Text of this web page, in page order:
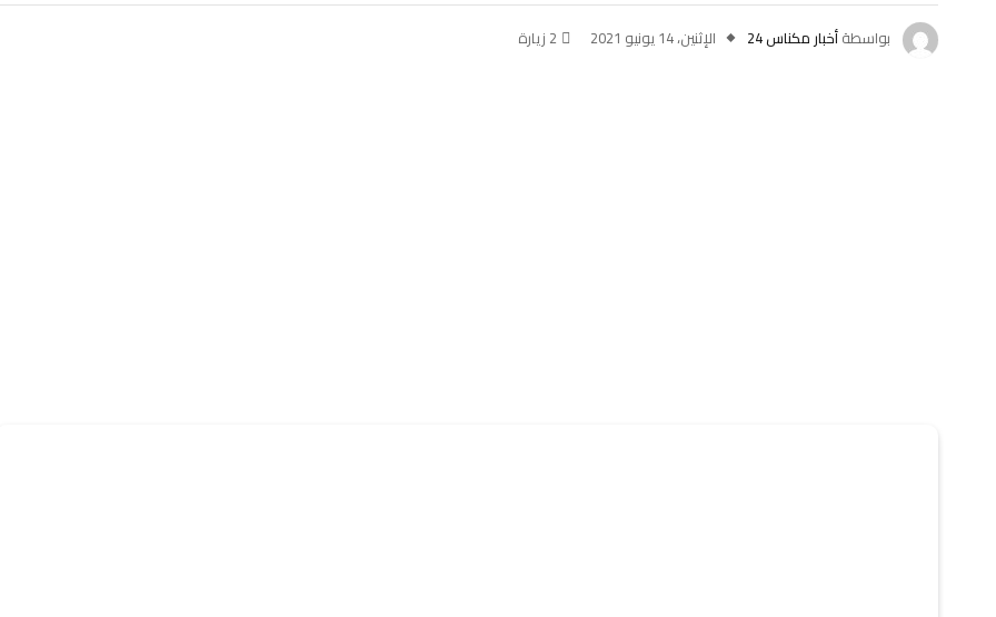
بواسطةأخبار مكناس 24 الإثنين، 14 يونيو 2021 2 زيارة